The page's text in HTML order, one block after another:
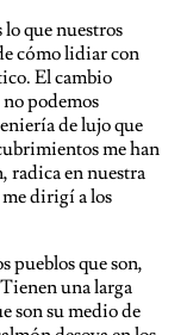
que nuestros
cómo lidiar con
El cambio
podemos
de lujo que
me han
radica en nuestra
dirigí a los
pueblos que son,
una larga
son su medio de